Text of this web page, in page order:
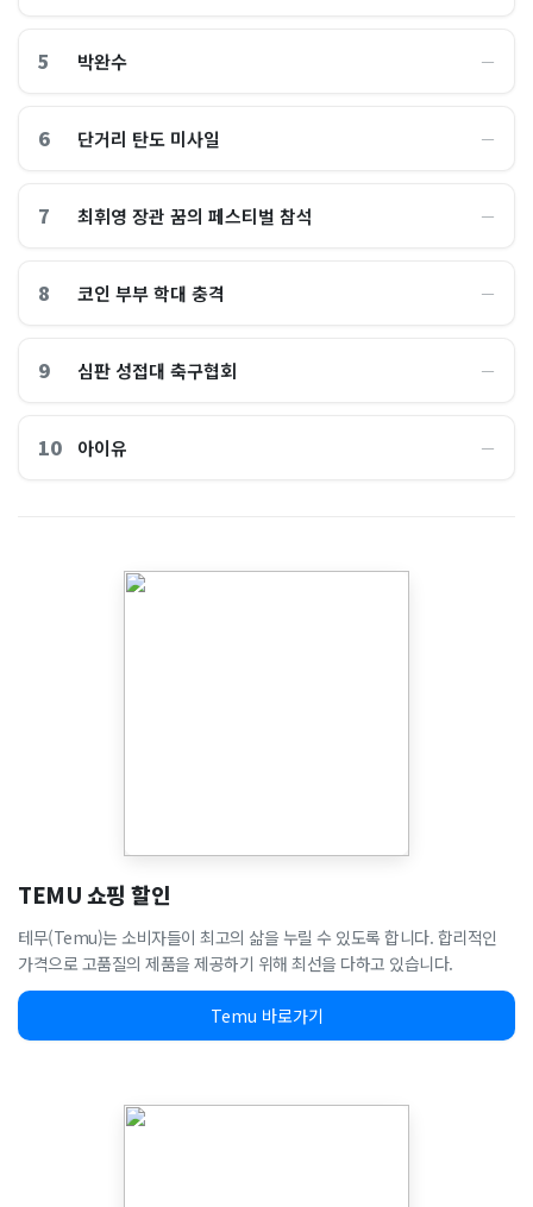
5 박완수 ―
6 단거리 탄도 미사일 ―
7 최휘영 장관 꿈의 페스티벌 참석 ―
8 코인 부부 학대 충격 ―
9 심판 성접대 축구협회 ―
10 아이유 ―
TEMU 쇼핑 할인
테무(Temu)는 소비자들이 최고의 삶을 누릴 수 있도록 합니다. 합리적인
가격으로 고품질의 제품을 제공하기 위해 최선을 다하고 있습니다.
Temu 바로가기